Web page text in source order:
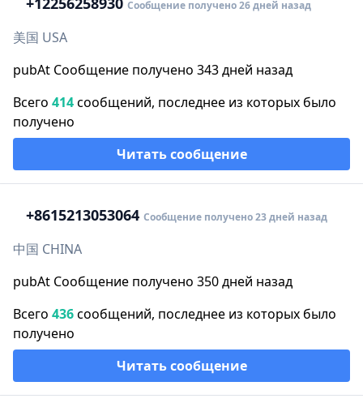
Сообщение получено 26 дней назад
美国 USA
pubAt Сообщение получено 343 дней назад
Всего 414сообщений, последнее из которых было
получено
Читать сообщение
+8615213053064 Сообщение получено 23 дней назад
中国 CHINA
pubAt Сообщение получено 350 дней назад
Всего 436сообщений, последнее из которых было
получено
Читать сообщение